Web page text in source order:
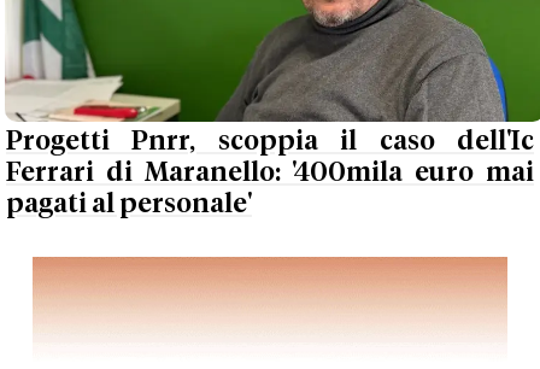
Progetti Pnrr, scoppia il caso dell'Ic
Ferrari di Maranello: '400mila euro mai
pagati al personale'